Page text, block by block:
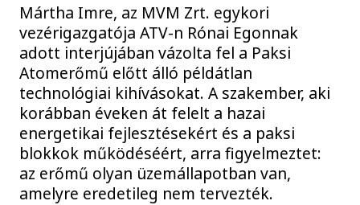
Mártha Imre, az MVM Zrt. egykori
vezérigazgatója ATV-n Rónai Egonnak
adott interjújában vázolta fel a Paksi
Atomerőmű előtt álló példátlan
technológiai kihívásokat. A szakember, aki
korábban éveken át felelt a hazai
energetikai fejlesztésekért és a paksi
blokkok működéséért, arra figyelmeztet:
az erőmű olyan üzemállapotban van,
amelyre eredetileg nem tervezték.